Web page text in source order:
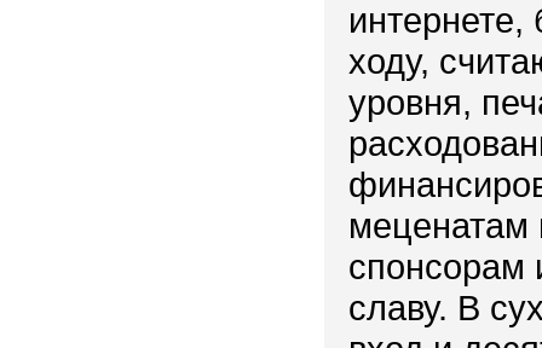
ходу,
уровня,
меценатам
спонсорам
славу. В